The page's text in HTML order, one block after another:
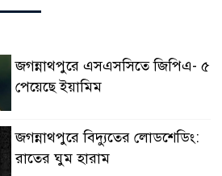
জগন্নাথপুরে এসএসসিতে জিপিএ- ৫
পেয়েছে ইয়ামিম
জগন্নাথপুরে বিদ্যুতের লোডশেডিং:
রাতের ঘুম হারাম